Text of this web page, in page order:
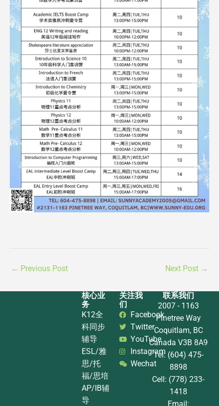
← Previous Post Next Post →
核心业
务
K12全
科同步
辅导
ESL/雅
思/托
福/思培
AP/IB辅
导
关注我
们
Facebook
Twitter
YouTube
Instagram
Wechat
联系我们
2007 - 1163
Pinetree Way
Coquitlam, BC
Canada V3B 8A9
Tel: (604) 475-
8898
Cell: (778) 233-
1418
Email: